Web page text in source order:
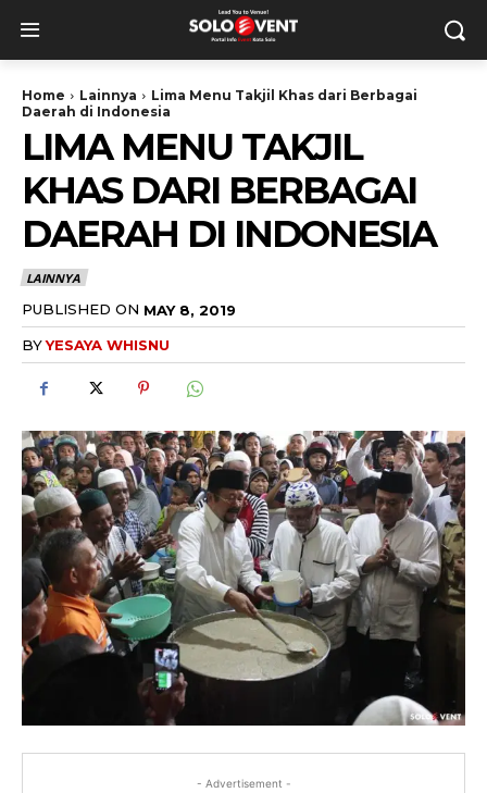
Home Lainnya
Lima Menu Takjil Khas dari Berbagai
Daerah di Indonesia
LIMA MENU TAKJIL
KHAS DARI BERBAGAI
DAERAH DI INDONESIA
LAINNYA
PUBLISHED ON MAY 8, 2019
BYYESAYA WHISNU
- Advertisement -